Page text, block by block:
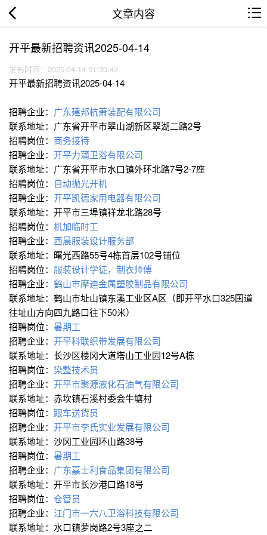
文章内容
开平最新招聘资讯2025-04-14
发布时间：2025-04-14 01:30:42
开平最新招聘资讯2025-04-14
招聘企业： 广东建邦杭萧装配有限公司
联系地址：广东省开平市翠山湖新区翠湖二路2号
招聘岗位： 商务接待
招聘企业： 开平力蒲卫浴有限公司
联系地址：广东省开平市水口镇外环北路7号2-7座
招聘岗位： 自动抛光开机
招聘企业： 开平凯德家用电器有限公司
联系地址：开平市三埠镇祥龙北路28号
招聘岗位： 机加临时工
招聘企业： 西晨服装设计服务部
联系地址：曙光西路55号4栋首层102号铺位
招聘岗位： 服装设计学徒，制衣师傅
招聘企业： 鹤山市摩迪金属塑胶制品有限公司
联系地址：鹤山市址山镇东溪工业区A区（即开平水口325国道
往址山方向四九路口往下50米）
招聘岗位： 暑期工
招聘企业： 开平科联织带发展有限公司
联系地址：长沙区楼冈大道塔山工业园12号A栋
招聘岗位： 染整技术员
招聘企业： 开平市聚源液化石油气有限公司
联系地址：赤坎镇石溪村委会牛塘村
招聘岗位： 跟车送货员
招聘企业： 开平市李氏实业发展有限公司
联系地址：沙冈工业园环山路38号
招聘岗位： 暑期工
招聘企业： 广东嘉士利食品集团有限公司
联系地址：开平市长沙港口路18号
招聘岗位： 仓管员
招聘企业： 江门市一六八卫浴科技有限公司
联系地址：水口镇萝岗路2号3座之二